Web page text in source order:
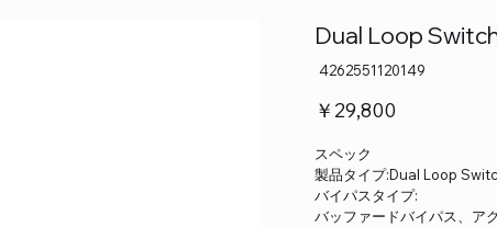
Dual Loop
SKU：
4262551120149
価
格
￥29,800
スペック
製品タイプ:Dual Loop
バイパスタイプ:
バッファードバイパス、ア